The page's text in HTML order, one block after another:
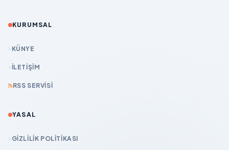
KURUMSAL
KÜNYE
İLETIŞIM
RSS SERVISI
YASAL
GIZLILIK POLITIKASI